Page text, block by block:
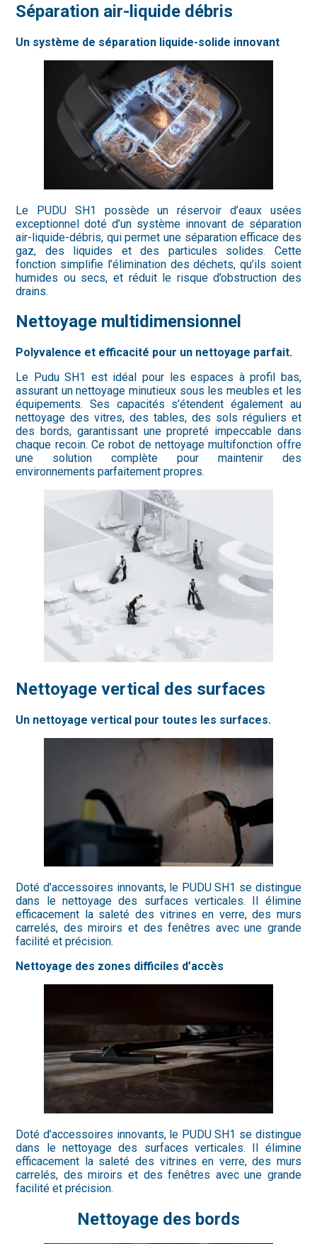
Séparation air-liquide débris
Un système de séparation liquide-solide innovant
Le PUDU SH1 possède un réservoir d’eaux usées
exceptionnel doté d’un système innovant de séparation
air-liquide-débris, qui permet une séparation efficace des
gaz, des liquides et des particules solides. Cette
fonction simplifie l’élimination des déchets, qu’ils soient
humides ou secs, et réduit le risque d’obstruction des
drains.
Nettoyage multidimensionnel
Polyvalence et efficacité pour un nettoyage parfait.
Le Pudu SH1 est idéal pour les espaces à profil bas,
assurant un nettoyage minutieux sous les meubles et les
équipements. Ses capacités s’étendent également au
nettoyage des vitres, des tables, des sols réguliers et
des bords, garantissant une propreté impeccable dans
chaque recoin. Ce robot de nettoyage multifonction offre
une solution complète pour maintenir des
environnements parfaitement propres.
Nettoyage vertical des surfaces
Un nettoyage vertical pour toutes les surfaces.
Doté d’accessoires innovants, le PUDU SH1 se distingue
dans le nettoyage des surfaces verticales. Il élimine
efficacement la saleté des vitrines en verre, des murs
carrelés, des miroirs et des fenêtres avec une grande
facilité et précision.
Nettoyage des zones difficiles d’accès
Doté d’accessoires innovants, le PUDU SH1 se distingue
dans le nettoyage des surfaces verticales. Il élimine
efficacement la saleté des vitrines en verre, des murs
carrelés, des miroirs et des fenêtres avec une grande
facilité et précision.
Nettoyage des bords